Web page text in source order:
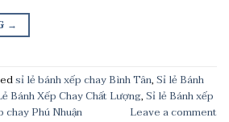
→
sỉ lẻ bánh xếp chay Bình Tân,Sỉ lẻ Bánh
Bánh Xếp Chay Chất Lượng,Sỉ lẻ Bánh xếp
chay Phú Nhuận Leave a comment